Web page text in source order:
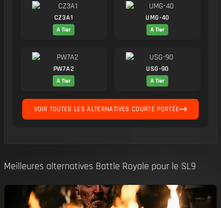
CZ3A1
A Tier
UMG-40
A Tier
PW7A2
A Tier
USG-90
A Tier
VOIR TOUTES LES ALTERNATIVES COURTE PORTÉE
Meilleures alternatives Battle Royale pour le SL9